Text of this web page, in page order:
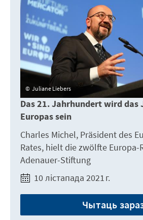
Juliane Liebers
Das 21. Jahrhundert wird das
Europas sein
Charles Michel, Präsident des
Rates, hielt die zwölfte Europa-
Adenauer-Stiftung
10 лістапада 2021 г.
Чытаць